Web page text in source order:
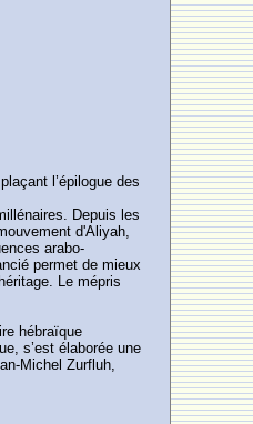
l’épilogue des
Depuis les
d'Aliyah,
arabo-
permet de mieux
Le mépris
hébraïque
s’est élaborée une
Michel Zurfluh,